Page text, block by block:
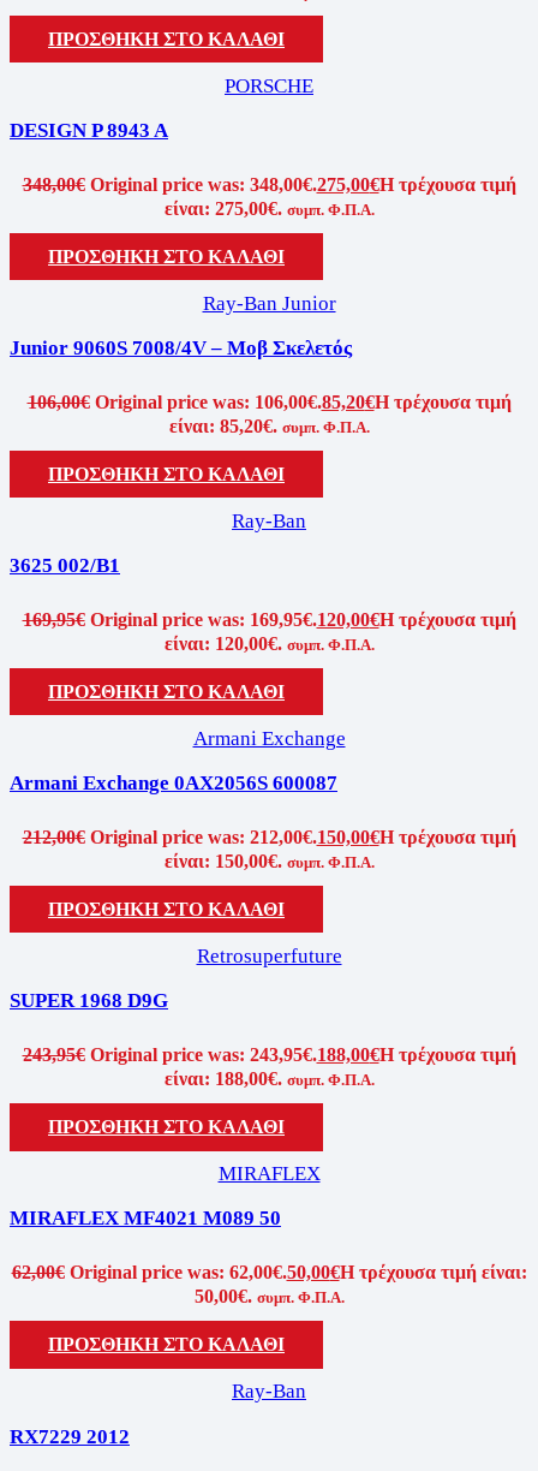
ΠΡΟΣΘΗΚΗ ΣΤΟ ΚΑΛΑΘΙ
PORSCHE
DESIGN P 8943 A
348,00€ Original price was: 348,00€.275,00€Η τρέχουσα τιμή
είναι: 275,00€. συμπ. Φ.Π.Α.
ΠΡΟΣΘΗΚΗ ΣΤΟ ΚΑΛΑΘΙ
Ray-Ban Junior
Junior 9060S 7008/4V – Μοβ Σκελετός
106,00€ Original price was: 106,00€.85,20€Η τρέχουσα τιμή
είναι: 85,20€. συμπ. Φ.Π.Α.
ΠΡΟΣΘΗΚΗ ΣΤΟ ΚΑΛΑΘΙ
Ray-Ban
3625 002/B1
169,95€ Original price was: 169,95€.120,00€Η τρέχουσα τιμή
είναι: 120,00€. συμπ. Φ.Π.Α.
ΠΡΟΣΘΗΚΗ ΣΤΟ ΚΑΛΑΘΙ
Armani Exchange
Armani Exchange 0AX2056S 600087
212,00€ Original price was: 212,00€.150,00€Η τρέχουσα τιμή
είναι: 150,00€. συμπ. Φ.Π.Α.
ΠΡΟΣΘΗΚΗ ΣΤΟ ΚΑΛΑΘΙ
Retrosuperfuture
SUPER 1968 D9G
243,95€ Original price was: 243,95€.188,00€Η τρέχουσα τιμή
είναι: 188,00€. συμπ. Φ.Π.Α.
ΠΡΟΣΘΗΚΗ ΣΤΟ ΚΑΛΑΘΙ
MIRAFLEX
MIRAFLEX MF4021 M089 50
62,00€ Original price was: 62,00€.50,00€Η τρέχουσα τιμή είναι:
50,00€. συμπ. Φ.Π.Α.
ΠΡΟΣΘΗΚΗ ΣΤΟ ΚΑΛΑΘΙ
Ray-Ban
RX7229 2012